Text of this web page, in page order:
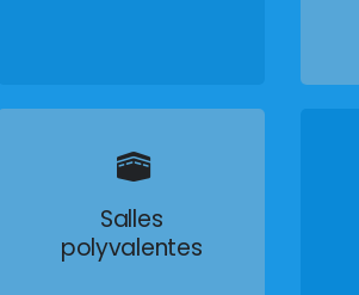
Salles
polyvalentes